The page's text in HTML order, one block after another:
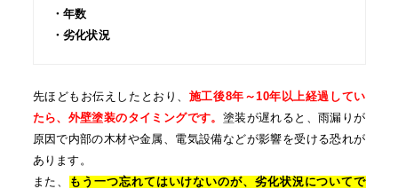
・年数
・劣化状況
先ほどもお伝えしたとおり、 施工後8年～10年以上経過してい
たら、外壁塗装のタイミングです。 塗装が遅れると、雨漏りが
原因で内部の木材や金属、電気設備などが影響を受ける恐れが
あります。
また、
もう一つ忘れてはいけないのが、劣化状況についてで